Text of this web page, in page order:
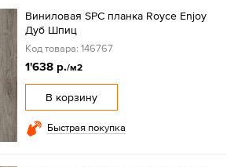
Виниловая SPC планка Royce Enjoy
Дуб Шпиц
Код товара: 146767
1'638 р./м2
В корзину
Быстрая покупка